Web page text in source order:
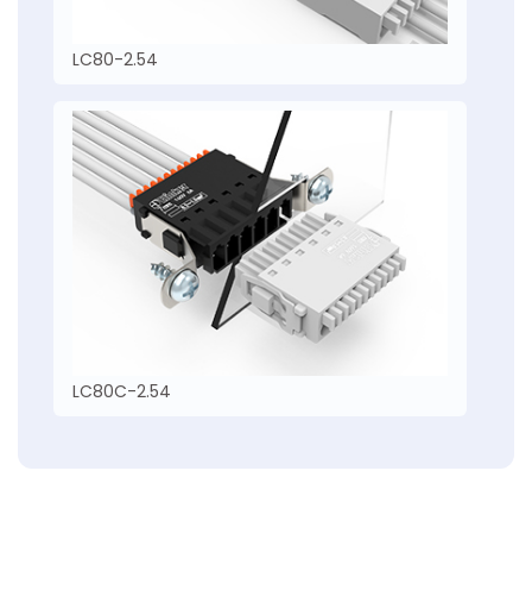
LC80-2.54
LC80C-2.54